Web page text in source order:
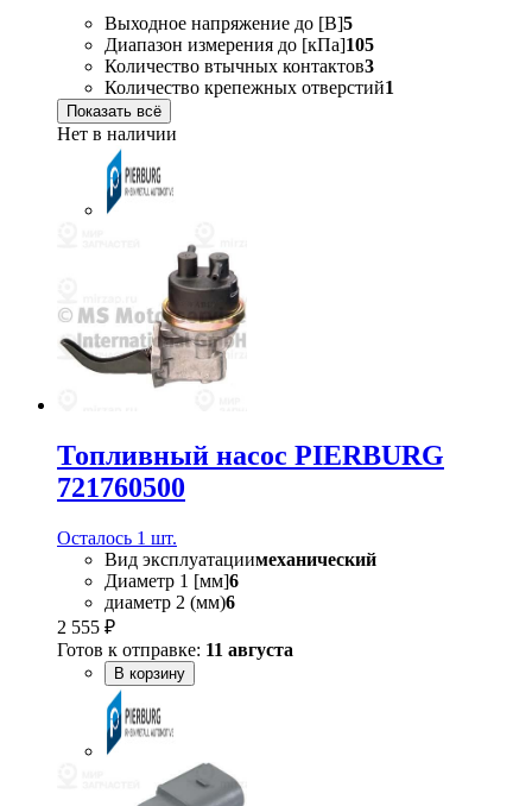
Выходное напряжение до [В]5
Диапазон измерения до [кПа]105
Количество втычных контактов3
Количество крепежных отверстий1
Показать всё
Нет в наличии
Топливный насос PIERBURG
721760500
Осталось 1 шт.
Вид эксплуатациимеханический
Диаметр 1 [мм]6
диаметр 2 (мм)6
2 555 ₽
Готов к отправке: 11 августа
В корзину